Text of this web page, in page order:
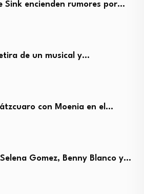
Sink encienden rumores por…
de un musical y…
con Moenia en el…
Gomez, Benny Blanco y…